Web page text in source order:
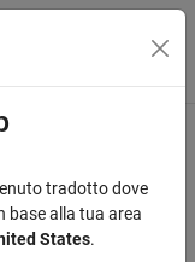
tradotto dove
base alla tua area
States.